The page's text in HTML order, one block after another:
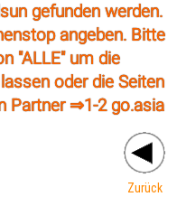
gefunden werden.
angeben. Bitte
"ALLE" um die
oder die Seiten
Partner ⇒1-2 go.asia
Zurück